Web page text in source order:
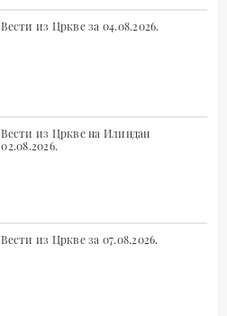
Вести из Цркве за 04.08.2026.
Вести из Цркве на Илиндан
02.08.2026.
Вести из Цркве за 07.08.2026.